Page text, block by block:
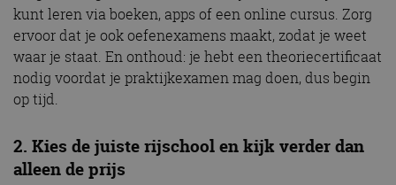
kunt leren via boeken, apps of een online cursus. Zorg
ervoor dat je ook oefenexamens maakt, zodat je weet
waar je staat. En onthoud: je hebt een theoriecertificaat
nodig voordat je praktijkexamen mag doen, dus begin
op tijd.
2. Kies de juiste rijschool en kijk verder dan
alleen de prijs